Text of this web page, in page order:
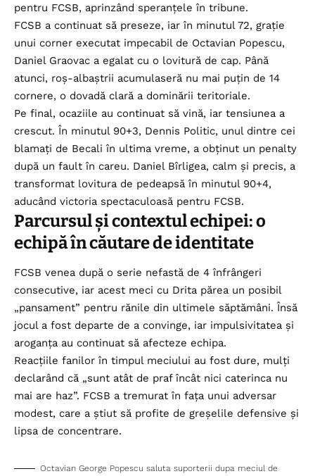
pentru FCSB, aprinzând speranțele în tribune.
FCSB a continuat să preseze, iar în minutul 72, grație
unui corner executat impecabil de Octavian Popescu,
Daniel Graovac a egalat cu o lovitură de cap. Până
atunci, roș-albaștrii acumulaseră nu mai puțin de 14
cornere, o dovadă clară a dominării teritoriale.
Pe final, ocaziile au continuat să vină, iar tensiunea a
crescut. În minutul 90+3, Dennis Politic, unul dintre cei
blamați de Becali în ultima vreme, a obținut un penalty
după un fault în careu. Daniel Bîrligea, calm și precis, a
transformat lovitura de pedeapsă în minutul 90+4,
aducând victoria spectaculoasă pentru FCSB.
Parcursul și contextul echipei: o
echipă în căutare de identitate
FCSB venea după o serie nefastă de 4 înfrângeri
consecutive, iar acest meci cu Drita părea un posibil
„pansament” pentru rănile din ultimele săptămâni. Însă
jocul a fost departe de a convinge, iar impulsivitatea și
aroganța au continuat să afecteze echipa.
Reacțiile fanilor în timpul meciului au fost dure, mulți
declarând că „sunt atât de praf încât nici caterinca nu
mai are haz”. FCSB a tremurat în fața unui adversar
modest, care a știut să profite de greșelile defensive și
lipsa de concentrare.
Octavian George Popescu saluta suporterii dupa meciul de